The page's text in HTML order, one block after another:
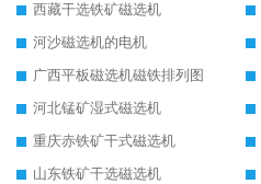
西藏干选铁矿磁选机
河沙磁选机的电机
广西平板磁选机磁铁排列图
河北锰矿湿式磁选机
重庆赤铁矿干式磁选机
山东铁矿干选磁选机